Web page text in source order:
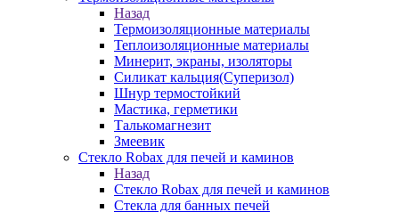
Назад
Термоизоляционные материалы
Теплоизоляционные материалы
Минерит, экраны, изоляторы
Силикат кальция(Суперизол)
Шнур термостойкий
Мастика, герметики
Талькомагнезит
Змеевик
Стекло Robax для печей и каминов
Назад
Стекло Robax для печей и каминов
Стекла для банных печей